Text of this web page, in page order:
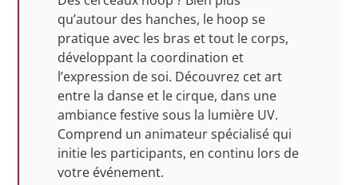
qu’autour des hanches, le hoop se
pratique avec les bras et tout le corps,
développant la coordination et
l’expression de soi. Découvrez cet art
entre la danse et le cirque, dans une
ambiance festive sous la lumière UV.
Comprend un animateur spécialisé qui
initie les participants, en continu lors de
votre événement.